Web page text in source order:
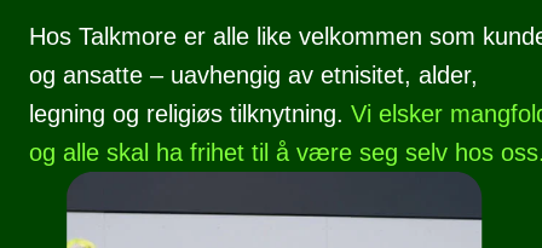
Hos Talkmore er alle like velkommen som
og ansatte – uavhengig av etnisitet, alder,
legning og religiøs tilknytning. Vi elsker
og alle skal ha frihet til å være seg selv hos